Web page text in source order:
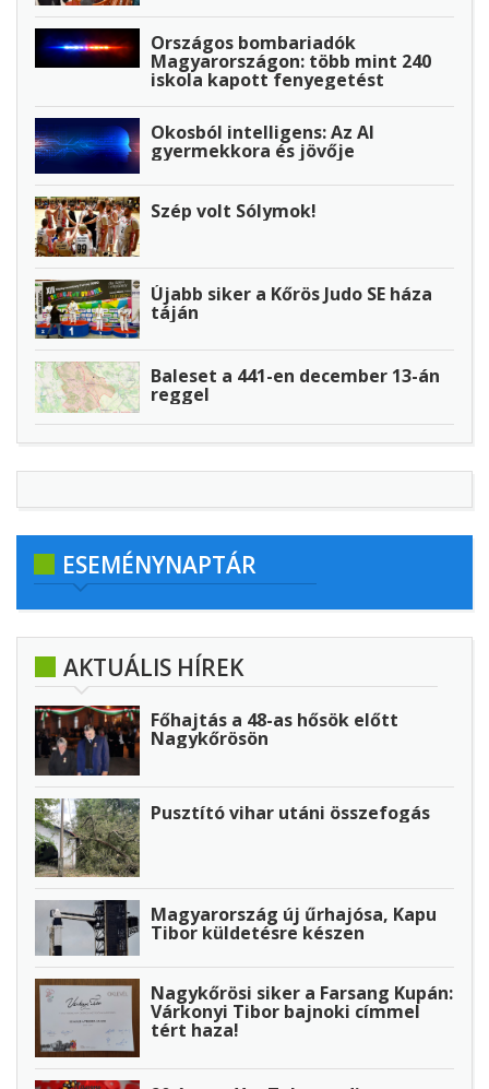
Országos bombariadók
Magyarországon: több mint 240
iskola kapott fenyegetést
Okosból intelligens: Az AI
gyermekkora és jövője
Szép volt Sólymok!
Újabb siker a Kőrös Judo SE háza
táján
Baleset a 441-en december 13-án
reggel
ESEMÉNYNAPTÁR
AKTUÁLIS HÍREK
Főhajtás a 48-as hősök előtt
Nagykőrösön
Pusztító vihar utáni összefogás
Magyarország új űrhajósa, Kapu
Tibor küldetésre készen
Nagykőrösi siker a Farsang Kupán:
Várkonyi Tibor bajnoki címmel
tért haza!